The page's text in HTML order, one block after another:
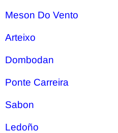
Meson Do Vento
Arteixo
Dombodan
Ponte Carreira
Sabon
Ledoño